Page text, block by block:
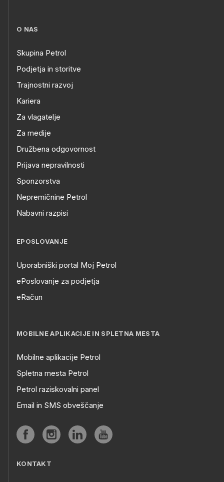
O NAS
Skupina Petrol
Podjetja in storitve
Trajnostni razvoj
Kariera
Za vlagatelje
Za medije
Družbena odgovornost
Prijava nepravilnosti
Sponzorstva
Nepremičnine Petrol
Nabavni razpisi
EPOSLOVANJE
Uporabniški portal Moj Petrol
ePoslovanje za podjetja
eRačun
MOBILNE APLIKACIJE IN SPLETNA MESTA
Mobilne aplikacije Petrol
Spletna mesta Petrol
Petrol raziskovalni panel
Email in SMS obveščanje
KONTAKT